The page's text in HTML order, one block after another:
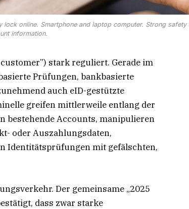
online. Smartphone and laptop computer. Strong safety
information.
stark reguliert. Gerade im
Prüfungen, bankbasierte
auch eID-gestützte
greifen mittlerweile entlang der
bestehende Accounts, manipulieren
oder Auszahlungsdaten,
Identitätsprüfungen mit gefälschten,
Der gemeinsame „2025
dass zwar starke